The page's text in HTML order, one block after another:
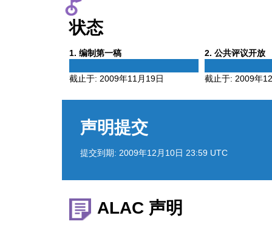
状态
1 Phase
. 编制第一稿
截止于: 2009年11月19日
2 Phase
. 公共评议开放
截止于:2009年
声明提交
提交到期: 2009年12月10日 23:59 UTC
ALAC 声明